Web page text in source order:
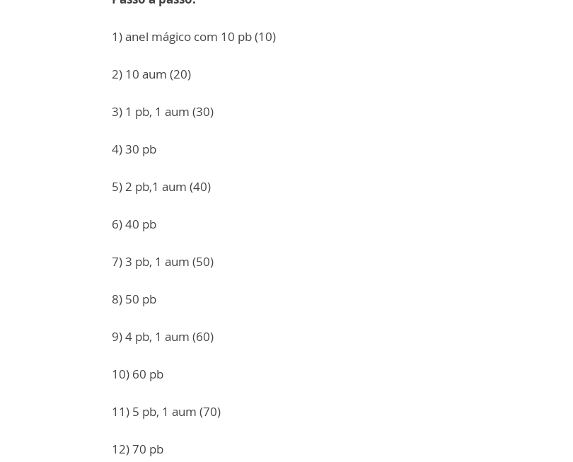
1) anel mágico com 10 pb (10)
2) 10 aum (20)
3) 1 pb, 1 aum (30)
4) 30 pb
5) 2 pb,1 aum (40)
6) 40 pb
7) 3 pb, 1 aum (50)
8) 50 pb
9) 4 pb, 1 aum (60)
10) 60 pb
11) 5 pb, 1 aum (70)
12) 70 pb